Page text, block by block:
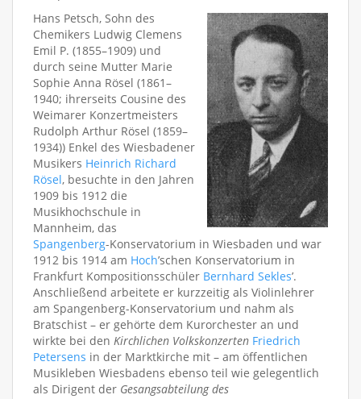
Hans Petsch, Sohn des
Chemikers Ludwig Clemens
Emil P. (1855–1909) und
durch seine Mutter Marie
Sophie Anna Rösel (1861–
1940; ihrerseits Cousine des
Weimarer Konzertmeisters
Rudolph Arthur Rösel (1859–
1934)) Enkel des Wiesbadener
Musikers Heinrich Richard
Rösel, besuchte in den Jahren
1909 bis 1912 die
Musikhochschule in
Mannheim, das
Spangenberg-Konservatorium in Wiesbaden und war
1912 bis 1914 am Hoch’schen Konservatorium in
Frankfurt Kompositionsschüler Bernhard Sekles’.
Anschließend arbeitete er kurzzeitig als Violinlehrer
am Spangenberg-Konservatorium und nahm als
Bratschist – er gehörte dem Kurorchester an und
wirkte bei den Kirchlichen Volkskonzerten Friedrich
Petersens in der Marktkirche mit – am öffentlichen
Musikleben Wiesbadens ebenso teil wie gelegentlich
als Dirigent der Gesangsabteilung des